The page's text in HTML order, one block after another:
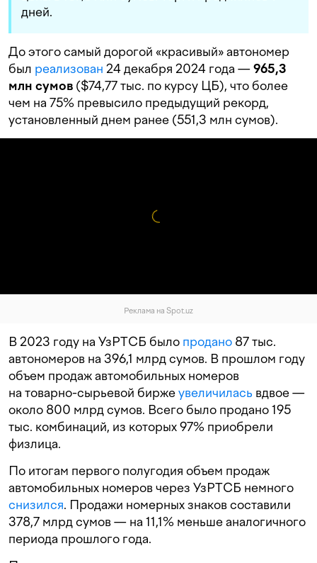
дней.
До этого самый дорогой «красивый» автономер
был реализован 24 декабря 2024 года —965,3
млн сумов ($74,77 тыс. по курсу ЦБ), что более
чем на 75% превысило предыдущий рекорд,
установленный днем ранее (551,3 млн сумов).
Реклама на Spot.uz
В 2023 году на УзРТСБ было продано 87 тыс.
автономеров на 396,1 млрд сумов. В прошлом году
объем продаж автомобильных номеров
на товарно-сырьевой биржеувеличилась вдвое —
около 800 млрд сумов. Всего было продано 195
тыс. комбинаций, из которых 97% приобрели
физлица.
По итогам первого полугодия объем продаж
автомобильных номеров через УзРТСБ немного
снизился. Продажи номерных знаков составили
378,7 млрд сумов — на 11,1% меньше аналогичного
периода прошлого года.